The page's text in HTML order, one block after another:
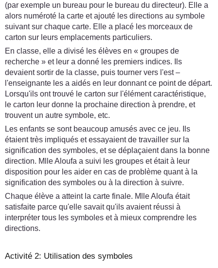
(par exemple un bureau pour le bureau du directeur). Elle a
alors numéroté la carte et ajouté les directions au symbole
suivant sur chaque carte. Elle a placé les morceaux de
carton sur leurs emplacements particuliers.
En classe, elle a divisé les élèves en « groupes de
recherche » et leur a donné les premiers indices. Ils
devaient sortir de la classe, puis tourner vers l'est –
l'enseignante les a aidés en leur donnant ce point de départ.
Lorsqu'ils ont trouvé le carton sur l'élément caractéristique,
le carton leur donne la prochaine direction à prendre, et
trouvent un autre symbole, etc.
Les enfants se sont beaucoup amusés avec ce jeu. Ils
étaient très impliqués et essayaient de travailler sur la
signification des symboles, et se déplaçaient dans la bonne
direction. Mlle Aloufa a suivi les groupes et était à leur
disposition pour les aider en cas de problème quant à la
signification des symboles ou à la direction à suivre.
Chaque élève a atteint la carte finale. Mlle Aloufa était
satisfaite parce qu'elle savait qu'ils avaient réussi à
interpréter tous les symboles et à mieux comprendre les
directions.
Activité 2: Utilisation des symboles